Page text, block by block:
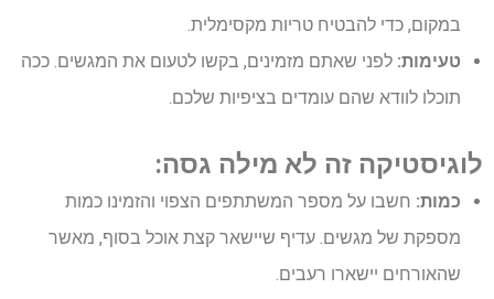
במקום, כדי להבטיח טריות מקסימלית.
טעימות: לפני שאתם מזמינים, בקשו לטעום את המגשים. ככה
תוכלו לוודא שהם עומדים בציפיות שלכם.
לוגיסטיקה זה לא מילה גסה:
כמות: חשבו על מספר המשתתפים הצפוי והזמינו כמות
מספקת של מגשים. עדיף שיישאר קצת אוכל בסוף, מאשר
שהאורחים יישארו רעבים.